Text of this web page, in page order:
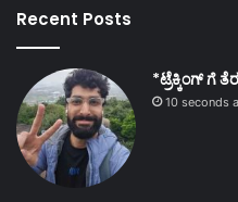
Recent Posts
*ಟ್ರೆಕ್ಕಿಂಗ್ ಗೆ
10 seconds